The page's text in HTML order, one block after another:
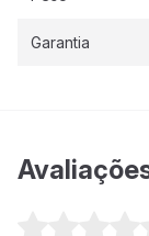
Garantia